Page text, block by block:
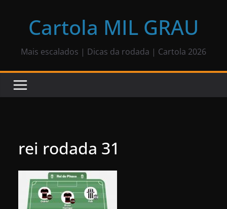
Cartola MIL GRAU
Mais escalados | Dicas da rodada | Cartola 2026
rei rodada 31